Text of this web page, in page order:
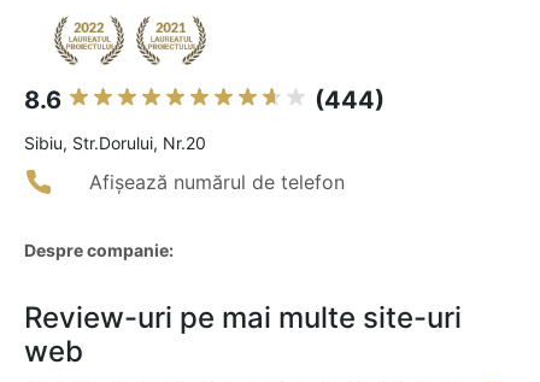
8.6 (444)
Sibiu, Str.Dorului, Nr.20
Afișează numărul de telefon
Despre companie:
Review-uri pe mai multe site-uri
web